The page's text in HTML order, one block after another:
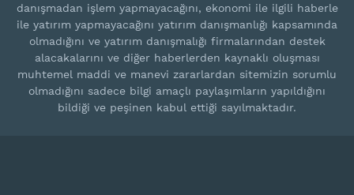
danışmadan işlem yapmayacağını, ekonomi ile ilgili haberle
ile yatırım yapmayacağını yatırım danışmanlığı kapsamında
olmadığını ve yatırım danışmalığı firmalarından destek
alacakalarını ve diğer haberlerden kaynaklı oluşması
muhtemel maddi ve manevi zararlardan sitemizin sorumlu
olmadığını sadece bilgi amaçlı paylaşımların yapıldığını
bildiği ve peşinen kabul ettiği sayılmaktadır.